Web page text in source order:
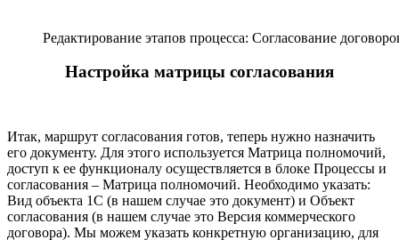
Редактирование этапов процесса: Согласование
Настройка матрицы согласования
Итак, маршрут согласования готов, теперь нужно назначить
его документу. Для этого используется Матрица полномочий,
доступ к ее функционалу осуществляется в блоке Процессы и
согласования – Матрица полномочий. Необходимо указать:
Вид объекта 1С (в нашем случае это документ) и Объект
согласования (в нашем случае это Версия коммерческого
договора). Мы можем указать конкретную организацию, для